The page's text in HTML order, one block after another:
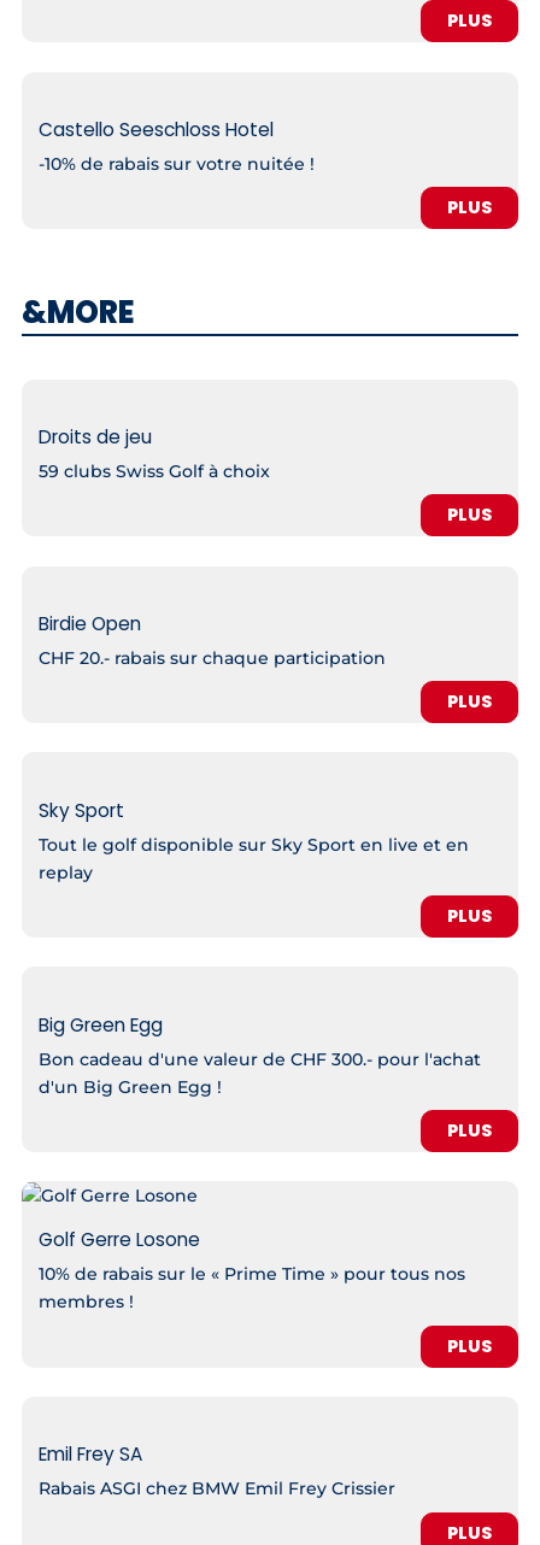
PLUS
Castello Seeschloss Hotel
-10% de rabais sur votre nuitée !
PLUS
&MORE
Droits de jeu
59 clubs Swiss Golf à choix
PLUS
Birdie Open
CHF 20.- rabais sur chaque participation
PLUS
Sky Sport
Tout le golf disponible sur Sky Sport en live et en
replay
PLUS
Big Green Egg
Bon cadeau d'une valeur de CHF 300.- pour l'achat
d'un Big Green Egg !
PLUS
Golf Gerre Losone
10% de rabais sur le « Prime Time » pour tous nos
membres !
PLUS
Emil Frey SA
Rabais ASGI chez BMW Emil Frey Crissier
PLUS